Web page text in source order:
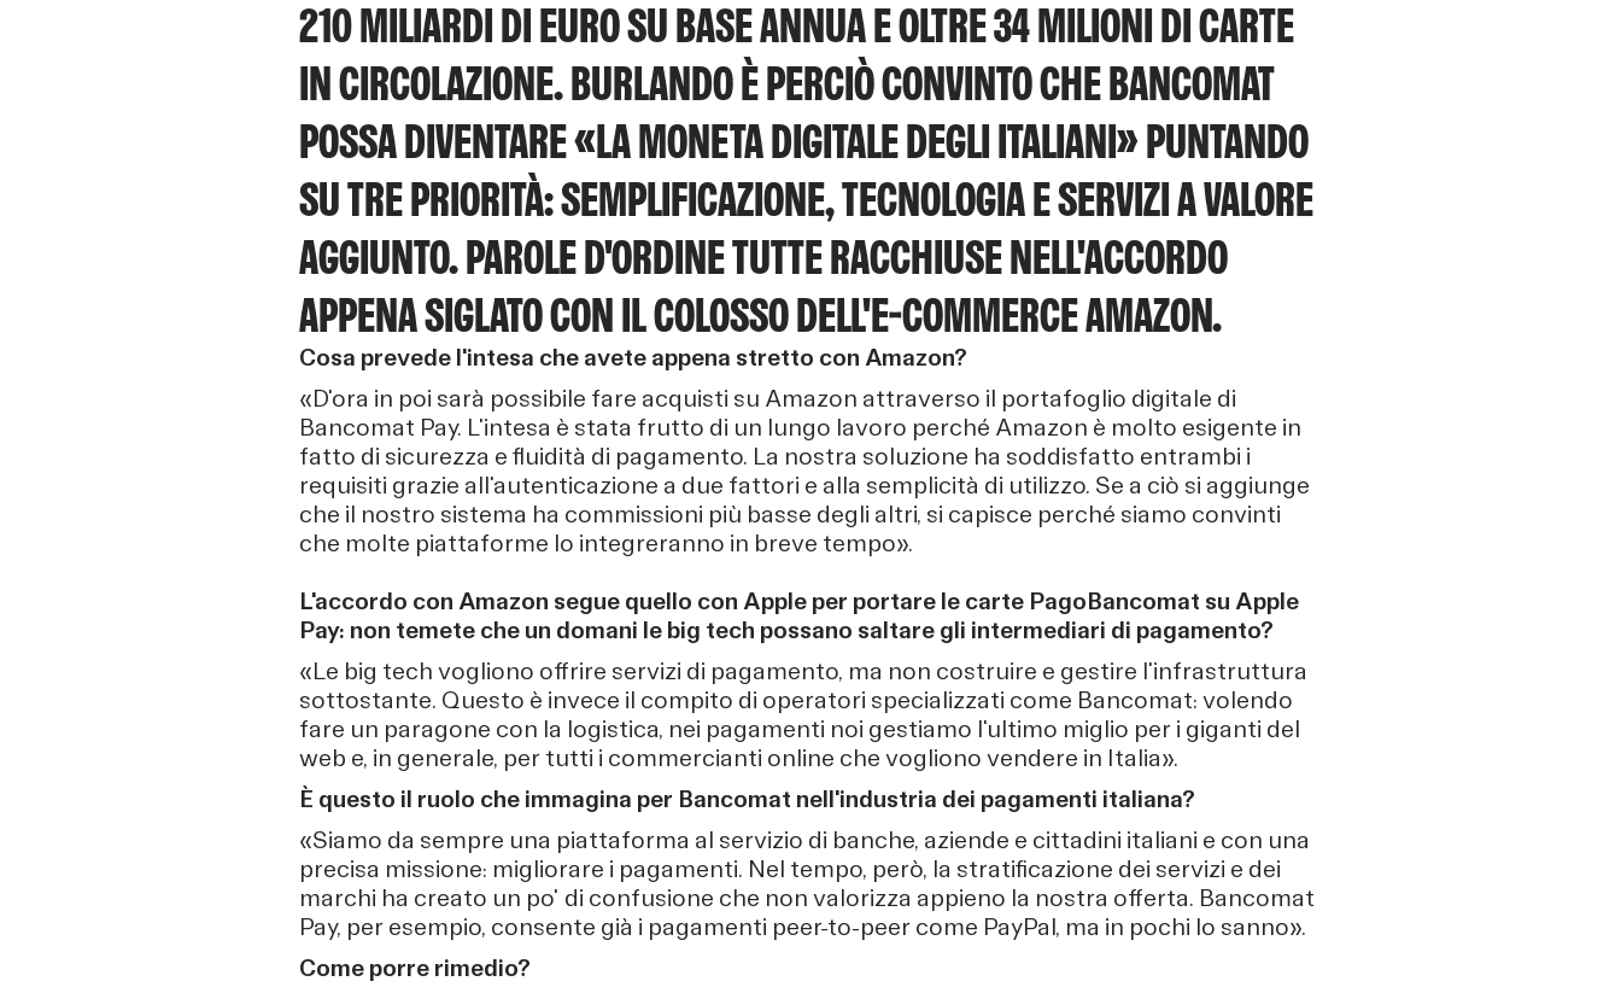
210 MILIARDI DI EURO SU BASE ANNUA E OLTRE 34 MILIONI DI CARTE
IN CIRCOLAZIONE. BURLANDO È PERCIÒ CONVINTO CHE BANCOMAT
POSSA DIVENTARE «LA MONETA DIGITALE DEGLI ITALIANI» PUNTANDO
SU TRE PRIORITÀ: SEMPLIFICAZIONE, TECNOLOGIA E SERVIZI A VALORE
AGGIUNTO. PAROLE D'ORDINE TUTTE RACCHIUSE NELL'ACCORDO
APPENA SIGLATO CON IL COLOSSO DELL'E-COMMERCE AMAZON.
Cosa prevede l'intesa che avete appena stretto con Amazon?
«D'ora in poi sarà possibile fare acquisti su Amazon attraverso il portafoglio digitale di
Bancomat Pay. L'intesa è stata frutto di un lungo lavoro perché Amazon è molto esigente in
fatto di sicurezza e fluidità di pagamento. La nostra soluzione ha soddisfatto entrambi i
requisiti grazie all'autenticazione a due fattori e alla semplicità di utilizzo. Se a ciò si aggiunge
che il nostro sistema ha commissioni più basse degli altri, si capisce perché siamo convinti
che molte piattaforme lo integreranno in breve tempo».
L'accordo con Amazon segue quello con Apple per portare le carte PagoBancomat su Apple
Pay: non temete che un domani le big tech possano saltare gli intermediari di pagamento?
«Le big tech vogliono offrire servizi di pagamento, ma non costruire e gestire l'infrastruttura
sottostante. Questo è invece il compito di operatori specializzati come Bancomat: volendo
fare un paragone con la logistica, nei pagamenti noi gestiamo l'ultimo miglio per i giganti del
web e, in generale, per tutti i commercianti online che vogliono vendere in Italia».
È questo il ruolo che immagina per Bancomat nell'industria dei pagamenti italiana?
«Siamo da sempre una piattaforma al servizio di banche, aziende e cittadini italiani e con una
precisa missione: migliorare i pagamenti. Nel tempo, però, la stratificazione dei servizi e dei
marchi ha creato un po' di confusione che non valorizza appieno la nostra offerta. Bancomat
Pay, per esempio, consente già i pagamenti peer-to-peer come PayPal, ma in pochi lo sanno».
Come porre rimedio?